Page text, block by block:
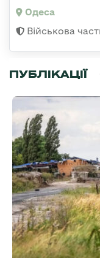
Одеса
Військова
ПУБЛІКАЦІЇ